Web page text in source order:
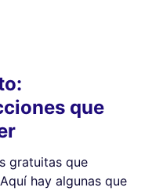
que
gratuitas que
hay algunas que